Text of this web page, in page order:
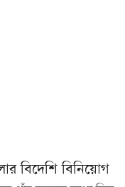
বিদেশি বিনিয়োগ